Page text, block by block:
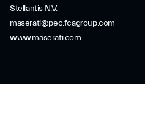
Stellantis N.V.
maserati@pec.fcagroup.com
www.maserati.com